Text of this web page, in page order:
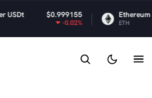
$0.999155
-0.02%
Ethereum
ETH